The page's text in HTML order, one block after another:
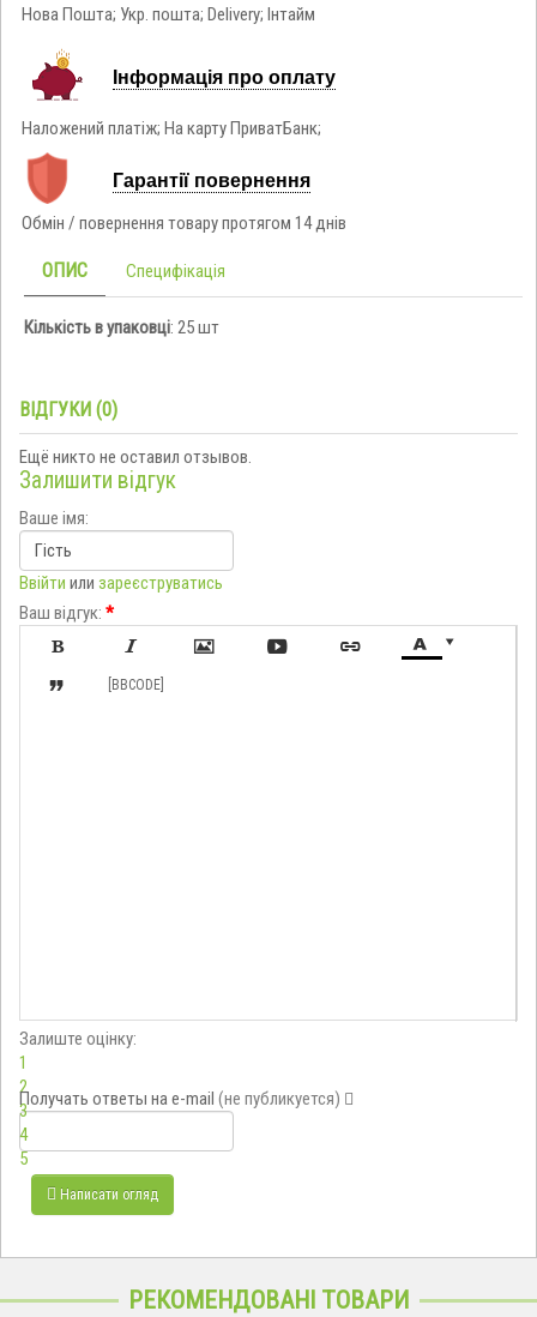
Нова Пошта; Укр. пошта; Delivery; Інтайм
Інформація про оплату
Наложений платіж; На карту ПриватБанк;
Гарантії повернення
Обмін / повернення товару протягом 14 днів
ОПИС Специфікація
Кількість в упаковці: 25 шт
ВІДГУКИ (0)
Ещё никто не оставил отзывов.
Залишити відгук
Ваше імя:
Ввійти или зареєструватись
Ваш відгук: *

     
 [BBCODE]
Залиште оцінку:
1
2
3
4
5
Получать ответы на e-mail (не публикуется)
Написати огляд
РЕКОМЕНДОВАНІ ТОВАРИ